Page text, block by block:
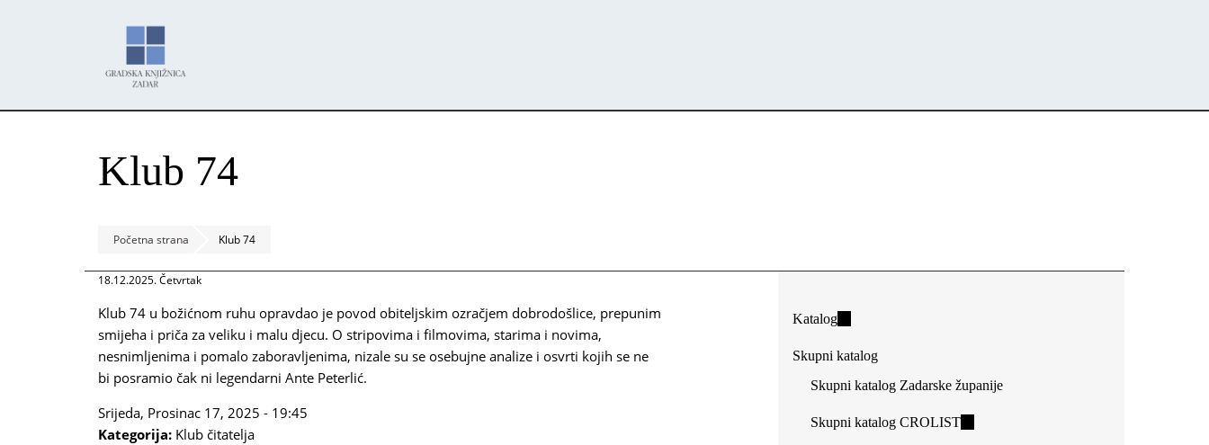
Klub 74
Početna strana Klub 74
18.12.2025. Četvrtak
Klub 74 u božićnom ruhu opravdao je povod obiteljskim ozračjem dobrodošlice, prepunim
smijeha i priča za veliku i malu djecu. O stripovima i filmovima, starima i novima,
nesnimljenima i pomalo zaboravljenima, nizale su se osebujne analize i osvrti kojih se ne
bi posramio čak ni legendarni Ante Peterlić.
Srijeda, Prosinac 17, 2025 - 19:45
Kategorija: Klub čitatelja
Katalog(link
external)
Skupni katalog
Skupni katalog Zadarske županije
Skupni katalog CROLIST(link